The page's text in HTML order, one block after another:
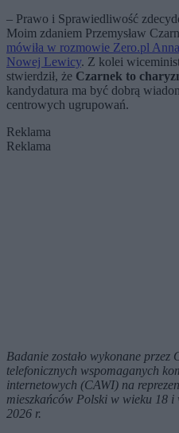
– Prawo i Sprawiedliwość
Moim zdaniem Przemysław
mówiła w rozmowie Zero.pl
Nowej Lewicy. Z kolei
stwierdził, że Czarnek to
kandydatura ma być dobrą
centrowych ugrupowań.
Reklama
Reklama
Badanie zostało wykonane
telefonicznych wspomaganych
internetowych (CAWI) na
mieszkańców Polski w wieku 18
2026 r.